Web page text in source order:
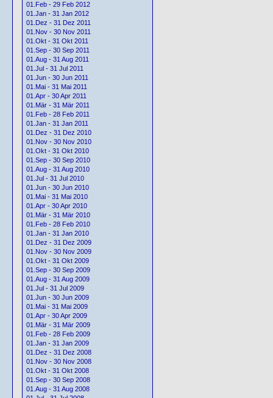
01.Feb - 29 Feb 2012
01.Jan - 31 Jan 2012
01.Dez - 31 Dez 2011
01.Nov - 30 Nov 2011
01.Okt - 31 Okt 2011
01.Sep - 30 Sep 2011
01.Aug - 31 Aug 2011
01.Jul - 31 Jul 2011
01.Jun - 30 Jun 2011
01.Mai - 31 Mai 2011
01.Apr - 30 Apr 2011
01.Mär - 31 Mär 2011
01.Feb - 28 Feb 2011
01.Jan - 31 Jan 2011
01.Dez - 31 Dez 2010
01.Nov - 30 Nov 2010
01.Okt - 31 Okt 2010
01.Sep - 30 Sep 2010
01.Aug - 31 Aug 2010
01.Jul - 31 Jul 2010
01.Jun - 30 Jun 2010
01.Mai - 31 Mai 2010
01.Apr - 30 Apr 2010
01.Mär - 31 Mär 2010
01.Feb - 28 Feb 2010
01.Jan - 31 Jan 2010
01.Dez - 31 Dez 2009
01.Nov - 30 Nov 2009
01.Okt - 31 Okt 2009
01.Sep - 30 Sep 2009
01.Aug - 31 Aug 2009
01.Jul - 31 Jul 2009
01.Jun - 30 Jun 2009
01.Mai - 31 Mai 2009
01.Apr - 30 Apr 2009
01.Mär - 31 Mär 2009
01.Feb - 28 Feb 2009
01.Jan - 31 Jan 2009
01.Dez - 31 Dez 2008
01.Nov - 30 Nov 2008
01.Okt - 31 Okt 2008
01.Sep - 30 Sep 2008
01.Aug - 31 Aug 2008